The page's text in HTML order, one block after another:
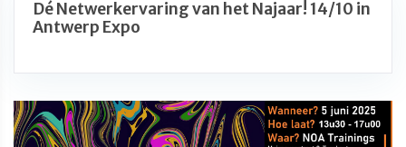
Dé Netwerkervaring van het Najaar! 14/10 in
Antwerp Expo